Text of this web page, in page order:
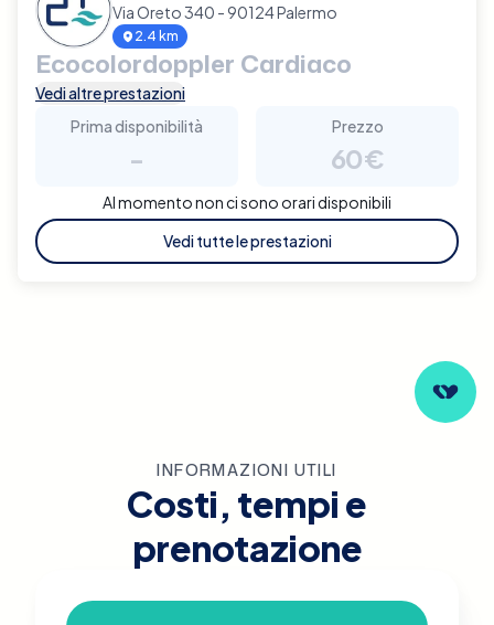
Via Oreto 340 - 90124 Palermo
2.4 km
Ecocolordoppler Cardiaco
Vedi altre prestazioni
Prima disponibilità
-
Prezzo
60€
Al momento non ci sono orari disponibili
Vedi tutte le prestazioni
INFORMAZIONI UTILI
Costi, tempi e
prenotazione